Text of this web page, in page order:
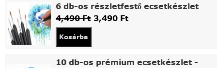
6 db-os részletfestő ecsetkészlet
4,490Ft 3,490 Ft
Kosárba
10 db-os prémium ecsetkészlet -